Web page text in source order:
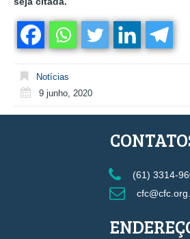
Notícias
9 junho, 2020
(61) 3314-